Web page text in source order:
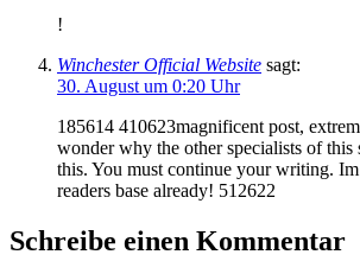
!
Winchester Official Website sagt:
30. August um 0:20 Uhr
185614 410623magnificent post,
wonder why the other specialists of this
this. You must continue your writing.
readers base already! 512622
Schreibe einen Kommentar